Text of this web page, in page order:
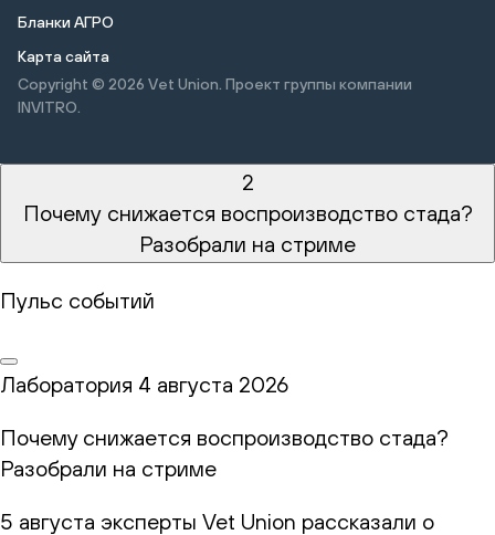
Бланки АГРО
Карта сайта
Copyright © 2026 Vet Union. Проект группы компании
INVITRO.
2
Почему снижается воспроизводство стада?
Разобрали на стриме
Пульс событий
Лаборатория 4 августа 2026
Почему снижается воспроизводство стада?
Разобрали на стриме
5 августа эксперты Vet Union рассказали о